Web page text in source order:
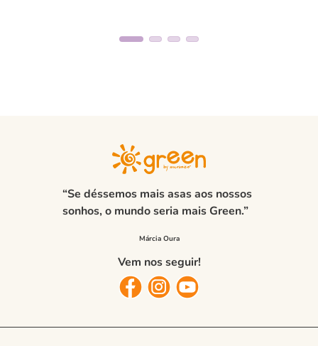
“Se déssemos mais asas aos nossos
sonhos, o mundo seria mais Green.”
Vem nos seguir!